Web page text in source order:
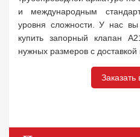
и международным
уровня сложности. У нас
купить запорный клапан
нужных размеров с
Заказать